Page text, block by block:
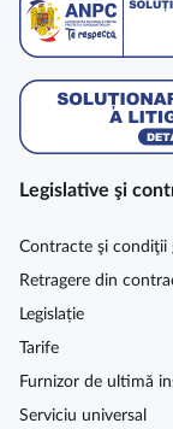
Legislative şi
Contracte şi condiţii
Retragere din
Legislație
Tarife
Furnizor de ultimă
Serviciu universal